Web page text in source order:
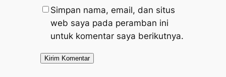
Simpan nama, email, dan situs
web saya pada peramban ini
untuk komentar saya berikutnya.